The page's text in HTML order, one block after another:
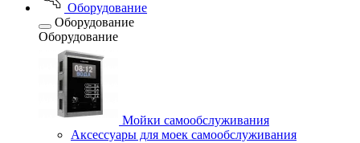
Оборудование
Оборудование
Оборудование
Мойки самообслуживания
Аксессуары для моек самообслуживания